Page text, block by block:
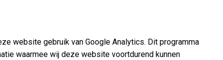
website gebruik van Google Analytics. Dit programma
waarmee wij deze website voortdurend kunnen